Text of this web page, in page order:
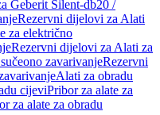
Geberit Silent-db20 /
Rezervni dijelovi za Alati
za električno
Rezervni dijelovi za Alati za
zavarivanjeRezervni
Alati za obradu
cijeviPribor za alate za
za alate za obradu